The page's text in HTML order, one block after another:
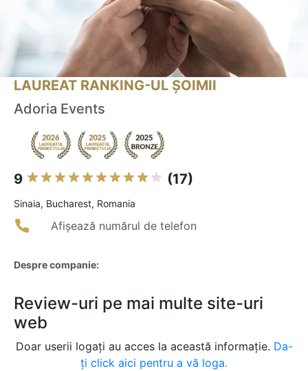
LAUREAT RANKING-UL ȘOIMII
Adoria Events
9 (17)
Sinaia, Bucharest, Romania
Afișează numărul de telefon
Despre companie:
Review-uri pe mai multe site-uri
web
Doar userii logați au acces la această informație. Da-
ți click aici pentru a vă loga.